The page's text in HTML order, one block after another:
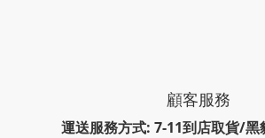
顧客服務
運送服務方式: 7-11到店取貨/